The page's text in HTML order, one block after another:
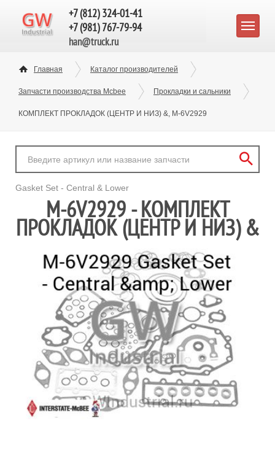
+7 (812) 324-01-41
+7 (981) 767-79-94
han@truck.ru
Главная Каталог производителей
Запчасти производства Mcbee Прокладки и сальники
КОМПЛЕКТ ПРОКЛАДОК (ЦЕНТР И НИЗ) &, M-6V2929
Gasket Set - Central & Lower
M-6V2929 - КОМПЛЕКТ
ПРОКЛАДОК (ЦЕНТР И НИЗ) &